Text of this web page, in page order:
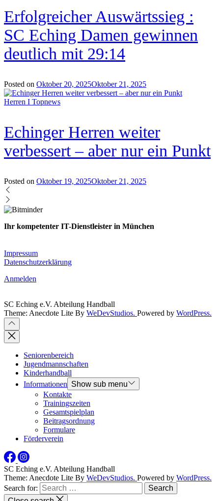
Erfolgreicher Auswärtssieg :
SC Eching Damen gewinnen
deutlich mit 29:14
Posted on Oktober 20, 2025Oktober 21, 2025
Herren I Topnews
Echinger Herren weiter
verbessert – aber nur ein Punkt
Posted on Oktober 19, 2025Oktober 21, 2025
Ihr kompetenter IT-Dienstleister in München
Impressum
Datenschutzerklärung
Anmelden
SC Eching e.V. Abteilung Handball
Theme: Anecdote Lite By WeDevStudios. Powered by WordPress.
Seniorenbereich
Jugendmannschaften
Kinderhandball
Informationen Show sub menu
Kontakte
Trainingszeiten
Gesamtspielplan
Beitragsordnung
Formulare
Förderverein
SC Eching e.V. Abteilung Handball
Theme: Anecdote Lite By WeDevStudios. Powered by WordPress.
Search for: